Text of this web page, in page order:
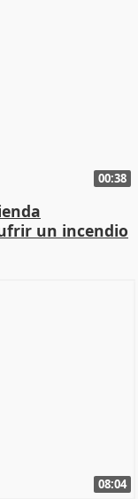
00:38
un incendio
08:04